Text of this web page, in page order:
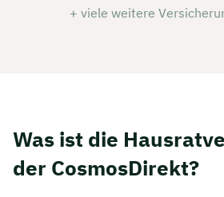
+ viele weitere
Was ist die
der CosmosDirekt?